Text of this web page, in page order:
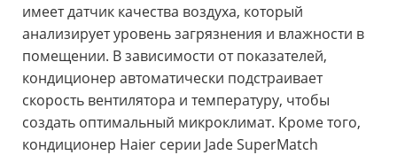
имеет датчик качества воздуха, который
анализирует уровень загрязнения и влажности в
помещении. В зависимости от показателей,
кондиционер автоматически подстраивает
скорость вентилятора и температуру, чтобы
создать оптимальный микроклимат. Кроме того,
кондиционер Haier серии Jade SuperMatch